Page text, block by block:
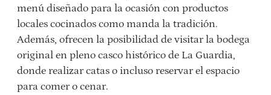
menú diseñado para la ocasión con productos
locales cocinados como manda la tradición.
Además, ofrecen la posibilidad de visitar la bodega
original en pleno casco histórico de La Guardia,
donde realizar catas o incluso reservar el espacio
para comer o cenar.